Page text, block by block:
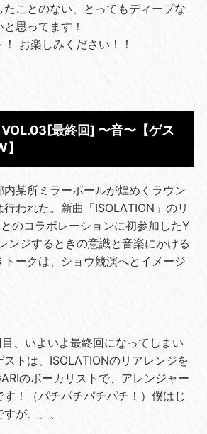
たことのない、とってもディープな
思ってます！
お楽しみください！！
最終回] 〜音〜【ゲス
某所ミラーボールが煌めくラウン
われた。新曲「ISOLΛTION」のリ
のコラボレーションに初参加したY
ンジするときの意識と音楽にかける
ークは、ショウ競演へとイメージ
、いよいよ最終回になってしまい
ストは、ISOLΛTIONのリアレンジを
のボーカリストで、アレンジャー
す！（パチパチパチパチ！）僕はじ
が、、、